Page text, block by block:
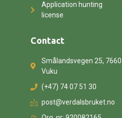
Application hunting
license
Contact
Smålandsvegen 25, 7660
Vuku
(+47) 74 07 51 30
post@verdalsbruket.no